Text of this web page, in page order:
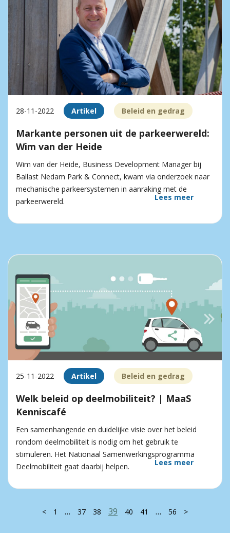
28-11-2022 Artikel Beleid en gedrag
Markante personen uit de parkeerwereld:
Wim van der Heide
Wim van der Heide, Business Development Manager bij
Ballast Nedam Park & Connect, kwam via onderzoek naar
mechanische parkeersystemen in aanraking met de
parkeerwereld.
Lees meer
25-11-2022 Artikel Beleid en gedrag
Welk beleid op deelmobiliteit? | MaaS
Kenniscafé
Een samenhangende en duidelijke visie over het beleid
rondom deelmobiliteit is nodig om het gebruik te
stimuleren. Het Nationaal Samenwerkingsprogramma
Deelmobiliteit gaat daarbij helpen.
Lees meer
< 1 … 37 38 39 40 41 … 56 >